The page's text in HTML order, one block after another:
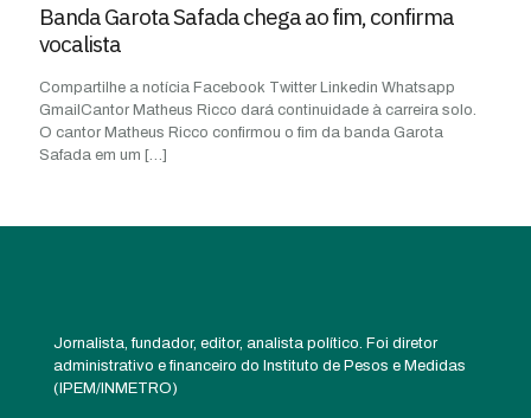
Banda Garota Safada chega ao fim, confirma
vocalista
Compartilhe a notícia Facebook Twitter Linkedin Whatsapp
GmailCantor Matheus Ricco dará continuidade à carreira solo.
O cantor Matheus Ricco confirmou o fim da banda Garota
Safada em um […]
Jornalista, fundador, editor, analista político. Foi diretor
administrativo e financeiro do Instituto de Pesos e Medidas
(IPEM/INMETRO)